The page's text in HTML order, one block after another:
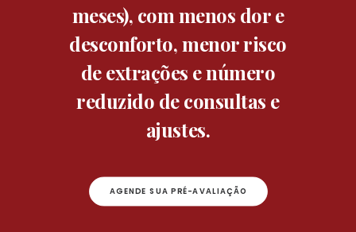
meses), com menos dor e
desconforto, menor risco
de extrações e número
reduzido de consultas e
ajustes.
AGENDE SUA PRÉ-AVALIAÇÃO